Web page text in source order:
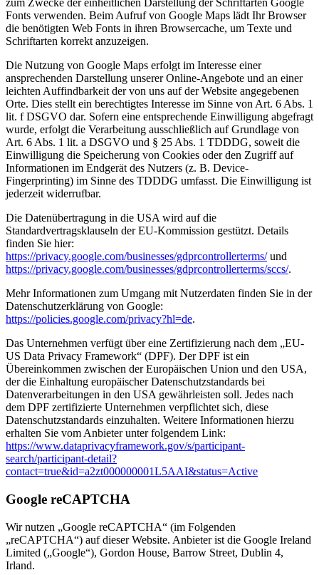
zum Zwecke der einheitlichen Darstellung der Schriftarten Google
Fonts verwenden. Beim Aufruf von Google Maps lädt Ihr Browser
die benötigten Web Fonts in ihren Browsercache, um Texte und
Schriftarten korrekt anzuzeigen.
Die Nutzung von Google Maps erfolgt im Interesse einer
ansprechenden Darstellung unserer Online-Angebote und an einer
leichten Auffindbarkeit der von uns auf der Website angegebenen
Orte. Dies stellt ein berechtigtes Interesse im Sinne von Art. 6 Abs. 1
lit. f DSGVO dar. Sofern eine entsprechende Einwilligung abgefragt
wurde, erfolgt die Verarbeitung ausschließlich auf Grundlage von
Art. 6 Abs. 1 lit. a DSGVO und § 25 Abs. 1 TDDDG, soweit die
Einwilligung die Speicherung von Cookies oder den Zugriff auf
Informationen im Endgerät des Nutzers (z. B. Device-
Fingerprinting) im Sinne des TDDDG umfasst. Die Einwilligung ist
jederzeit widerrufbar.
Die Datenübertragung in die USA wird auf die
Standardvertragsklauseln der EU-Kommission gestützt. Details
finden Sie hier:
https://privacy.google.com/businesses/gdprcontrollerterms/und
https://privacy.google.com/businesses/gdprcontrollerterms/sccs/.
Mehr Informationen zum Umgang mit Nutzerdaten finden Sie in der
Datenschutzerklärung von Google:
https://policies.google.com/privacy?hl=de.
Das Unternehmen verfügt über eine Zertifizierung nach dem „EU-
US Data Privacy Framework“ (DPF). Der DPF ist ein
Übereinkommen zwischen der Europäischen Union und den USA,
der die Einhaltung europäischer Datenschutzstandards bei
Datenverarbeitungen in den USA gewährleisten soll. Jedes nach
dem DPF zertifizierte Unternehmen verpflichtet sich, diese
Datenschutzstandards einzuhalten. Weitere Informationen hierzu
erhalten Sie vom Anbieter unter folgendem Link:
https://www.dataprivacyframework.gov/s/participant-
search/participant-detail?
contact=true&id=a2zt000000001L5AAI&status=Active
Google reCAPTCHA
Wir nutzen „Google reCAPTCHA“ (im Folgenden
„reCAPTCHA“) auf dieser Website. Anbieter ist die Google Ireland
Limited („Google“), Gordon House, Barrow Street, Dublin 4,
Irland.